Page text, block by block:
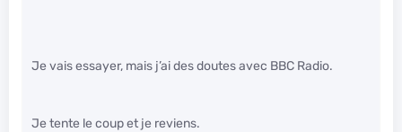
Je vais essayer, mais j’ai des doutes avec BBC Radio.
Je tente le coup et je reviens.